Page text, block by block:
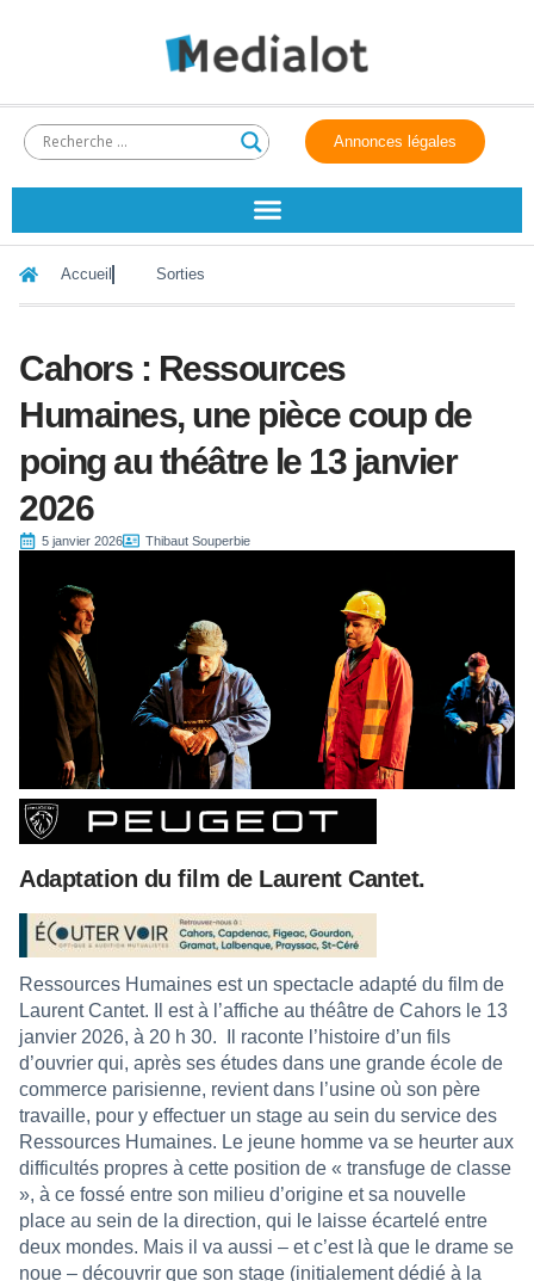
Annonces légales
Accueil Sorties
Cahors : Ressources
Humaines, une pièce coup de
poing au théâtre le 13 janvier
2026
5 janvier 2026 Thibaut Souperbie
Adaptation du film de Laurent Cantet.
Ressources Humaines est un spectacle adapté du film de
Laurent Cantet. Il est à l’affiche au théâtre de Cahors le 13
janvier 2026, à 20 h 30. Il raconte l’histoire d’un fils
d’ouvrier qui, après ses études dans une grande école de
commerce parisienne, revient dans l’usine où son père
travaille, pour y effectuer un stage au sein du service des
Ressources Humaines. Le jeune homme va se heurter aux
difficultés propres à cette position de « transfuge de classe
», à ce fossé entre son milieu d’origine et sa nouvelle
place au sein de la direction, qui le laisse écartelé entre
deux mondes. Mais il va aussi – et c’est là que le drame se
noue – découvrir que son stage (initialement dédié à la